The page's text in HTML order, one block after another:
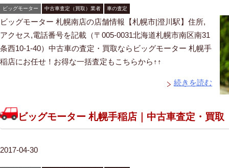
ビッグモーター 中古車査定（買取）業者 車の査定
ビッグモーター 札幌南店の店舗情報【札幌市|澄川駅】住所,
アクセス,電話番号を記載（〒005-0031北海道札幌市南区南31
条西10-1-40）中古車の査定・買取ならビッグモーター 札幌手
稲店にお任せ！お得な一括査定もこちらから↑↑
続きを読む
ビッグモーター 札幌手稲店｜中古車査定・買取
2017-04-30